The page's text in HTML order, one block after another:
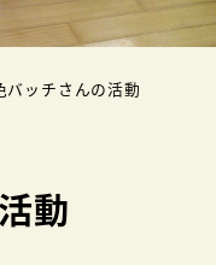
バッチさんの活動
動